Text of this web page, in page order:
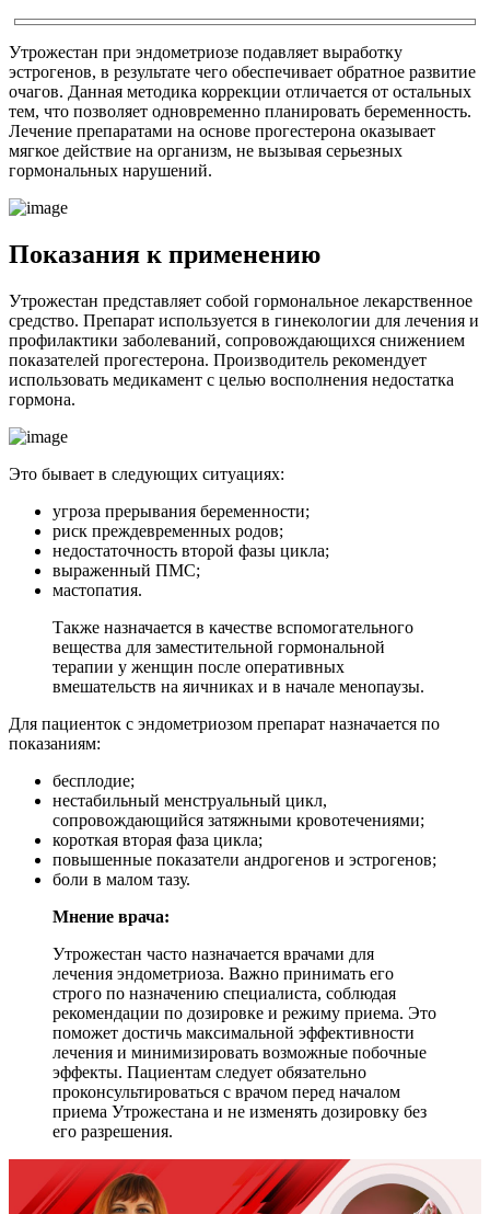
Утрожестан при эндометриозе подавляет выработку
эстрогенов, в результате чего обеспечивает обратное развитие
очагов. Данная методика коррекции отличается от остальных
тем, что позволяет одновременно планировать беременность.
Лечение препаратами на основе прогестерона оказывает
мягкое действие на организм, не вызывая серьезных
гормональных нарушений.
Показания к применению
Утрожестан представляет собой гормональное лекарственное
средство. Препарат используется в гинекологии для лечения и
профилактики заболеваний, сопровождающихся снижением
показателей прогестерона. Производитель рекомендует
использовать медикамент с целью восполнения недостатка
гормона.
Это бывает в следующих ситуациях:
угроза прерывания беременности;
риск преждевременных родов;
недостаточность второй фазы цикла;
выраженный ПМС;
мастопатия.
Также назначается в качестве вспомогательного
вещества для заместительной гормональной
терапии у женщин после оперативных
вмешательств на яичниках и в начале менопаузы.
Для пациенток с эндометриозом препарат назначается по
показаниям:
бесплодие;
нестабильный менструальный цикл,
сопровождающийся затяжными кровотечениями;
короткая вторая фаза цикла;
повышенные показатели андрогенов и эстрогенов;
боли в малом тазу.
Мнение врача:
Утрожестан часто назначается врачами для
лечения эндометриоза. Важно принимать его
строго по назначению специалиста, соблюдая
рекомендации по дозировке и режиму приема. Это
поможет достичь максимальной эффективности
лечения и минимизировать возможные побочные
эффекты. Пациентам следует обязательно
проконсультироваться с врачом перед началом
приема Утрожестана и не изменять дозировку без
его разрешения.